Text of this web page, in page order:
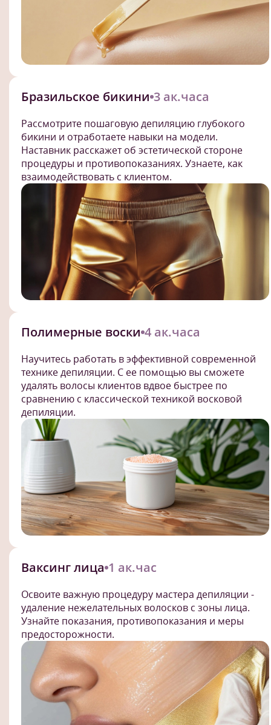
Бразильское бикини 3 ак.часа
Рассмотрите пошаговую депиляцию глубокого
бикини и отработаете навыки на модели.
Наставник расскажет об эстетической стороне
процедуры и противопоказаниях. Узнаете, как
взаимодействовать с клиентом.
Полимерные воски 4 ак.часа
Научитесь работать в эффективной современной
технике депиляции. С ее помощью вы сможете
удалять волосы клиентов вдвое быстрее по
сравнению с классической техникой восковой
депиляции.
Ваксинг лица 1 ак.час
Освоите важную процедуру мастера депиляции -
удаление нежелательных волосков с зоны лица.
Узнайте показания, противопоказания и меры
предосторожности.